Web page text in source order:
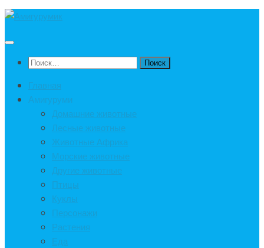
Под
Найти:
Главная
Амигуруми
Домашние животные
Лесные животные
Животные Африка
Морские животные
Другие животные
Птицы
Куклы
Персонажи
Растения
Еда